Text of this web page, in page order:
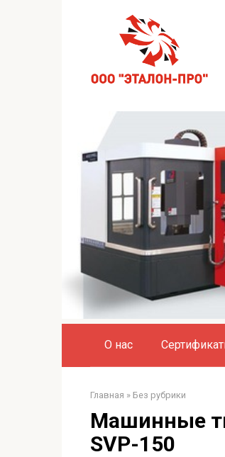
О нас
Главная » Без рубрики
Машинные
SVP-150